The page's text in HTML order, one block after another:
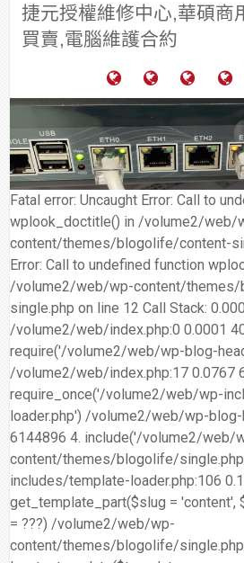
捷元授權維修中心,華碩商
買賣,電腦維護合約
腦
護
合
約
功
例
分
享
於
力
通
Fatal error: Uncaught Error: Call to
wplook_doctitle() in /volume2/web/
content/themes/blogolife/content-
Error: Call to undefined function
/volume2/web/wp-content/
single.php on line 12 Call Stack:
/volume2/web/index.php:0 0.0001
require('/volume2/web/wp-blog-
/volume2/web/index.php:17 0.0767
require_once('/volume2/web/wp-
loader.php') /volume2/web/wp-blog-
6144896 4. include('/volume2/web/
content/themes/blogolife/
includes/template-loader.php:106
get_template_part($slug = 'content',
= ???) /volume2/web/wp-
content/themes/blogolife/